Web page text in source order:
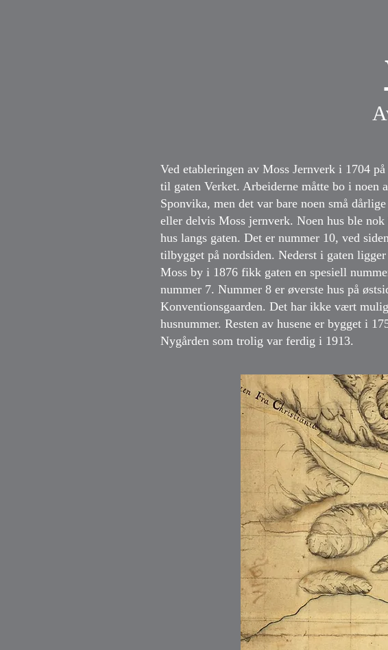
Ved etableringen av Moss Jernverk i 1704
til gaten Verket. Arbeiderne måtte bo i noen
Sponvika, men det var bare noen små
eller delvis Moss jernverk. Noen hus ble
hus langs gaten. Det er nummer 10, ved
tilbygget på nordsiden. Nederst i gaten
Moss by i 1876 fikk gaten en spesiell
nummer 7. Nummer 8 er øverste hus på
Konventionsgaarden. Det har ikke vært
husnummer. Resten av husene er bygget i
Nygården som trolig var ferdig i 1913.